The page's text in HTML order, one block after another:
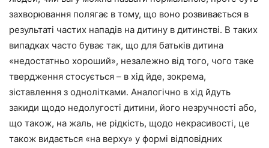
захворювання полягає в тому, що воно розвивається в
результаті частих нападів на дитину в дитинстві. В таких
випадках часто буває так, що для батьків дитина
«недостатньо хороший», незалежно від того, чого таке
твердження стосується – в хід йде, зокрема,
зіставлення з однолітками. Аналогічно в хід йдуть
закиди щодо недолугості дитини, його незручності або,
що також, на жаль, не рідкість, щодо некрасивості, це
також видається «на верху» у формі відповідних